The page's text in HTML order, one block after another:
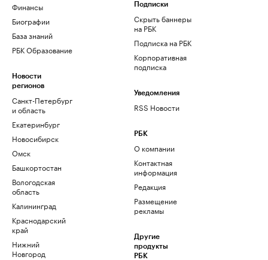
Финансы
Биографии
База знаний
РБК Образование
Новости
регионов
Санкт-Петербург
и область
Екатеринбург
Новосибирск
Омск
Башкортостан
Вологодская
область
Калининград
Краснодарский
край
Нижний
Новгород
Подписки
Скрыть баннеры
на РБК
Подписка на РБК
Корпоративная
подписка
Уведомления
RSS Новости
РБК
О компании
Контактная
информация
Редакция
Размещение
рекламы
Другие
продукты
РБК